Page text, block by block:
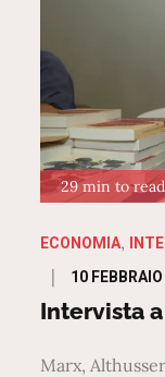
29 min to read
ECONOMIA
Posted
on
10
Intervista
Marx,